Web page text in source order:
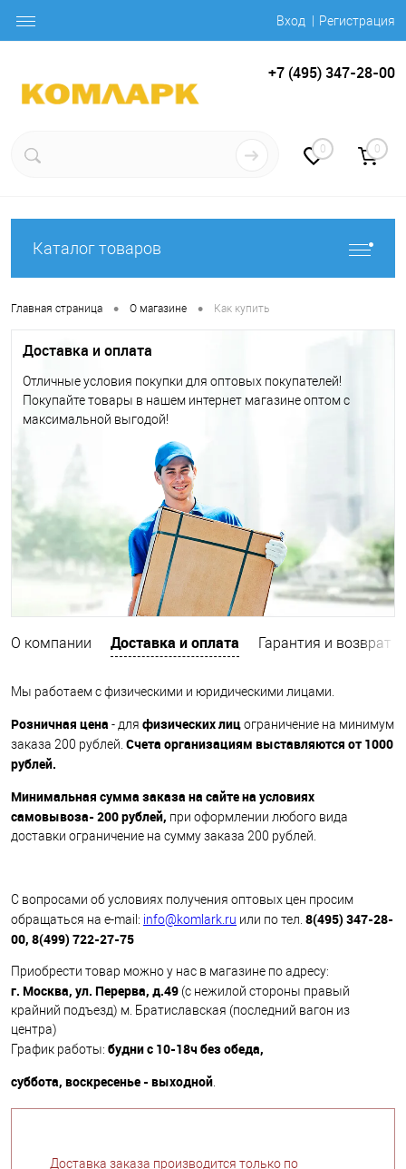
Вход Регистрация
+7 (495) 347-28-00
0 0
Каталог товаров
Главная страница • О магазине • Как купить
Доставка и оплата
Отличные условия покупки для оптовых покупателей!
Покупайте товары в нашем интернет магазине оптом с
максимальной выгодой!
О компании Доставка и оплата Гарантия и возврат
Мы работаем с физическими и юридическими лицами.
Розничная цена - для физических лицограничение на минимум
заказа 200 рублей. Счета организациям выставляются от 1000
рублей.
Минимальная сумма заказа на сайте на условиях
самовывоза- 200 рублей, при оформлении любого вида
доставки ограничение на сумму заказа 200 рублей.
С вопросами об условиях получения оптовых цен просим
обращаться на e-mail: info@komlark.ru или по тел. 8(495) 347-28-
00, 8(499) 722-27-75
Приобрести товар можно у нас в магазине по адресу:
г. Москва, ул. Перерва, д.49 (с нежилой стороны правый
крайний подъезд) м. Братиславская (последний вагон из
центра)
График работы: будни с 10-18ч без обеда,
суббота, воскресенье - выходной
Доставка заказа производится только по